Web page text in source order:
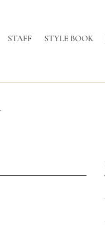
STAFF STYLE BOOK